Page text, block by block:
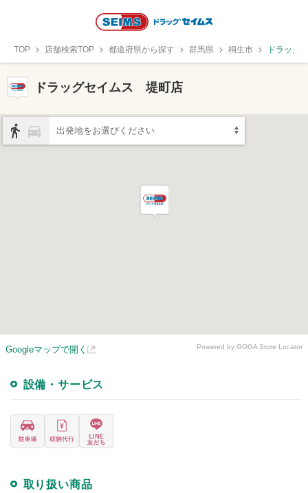
TOP 店舗検索TOP 都道府県から探す 群馬県 桐生市 ドラッグ
ドラッグセイムス 堤町店
出発地をお選びください
Googleマップで開く Powered by GOGA Store Locator
設備・サービス
取り扱い商品